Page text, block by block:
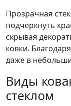
Прозрачная
подчеркнуть
скрывая
ковки.
даже в
Виды
стеклом